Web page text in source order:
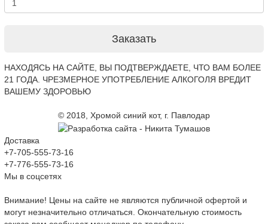
Заказать
НАХОДЯСЬ НА САЙТЕ, ВЫ ПОДТВЕРЖДАЕТЕ, ЧТО ВАМ БОЛЕЕ
21 ГОДА. ЧРЕЗМЕРНОЕ УПОТРЕБЛЕНИЕ АЛКОГОЛЯ ВРЕДИТ
ВАШЕМУ ЗДОРОВЬЮ
© 2018, Хромой синий кот, г. Павлодар
Доставка
+7-705-555-73-16
+7-776-555-73-16
Мы в соцсетях
Внимание! Цены на сайте не являются публичной офертой и
могут незначительно отличаться. Окончательную стоимость